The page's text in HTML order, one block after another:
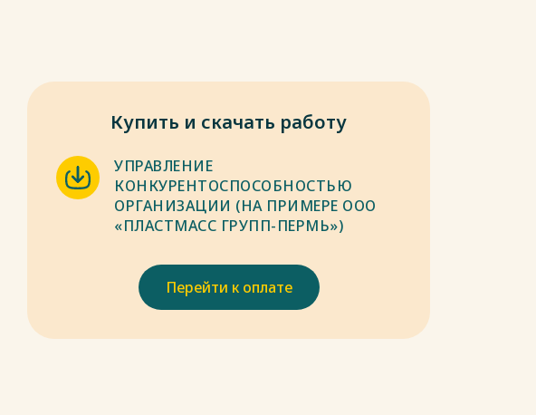
Купить и скачать работу
УПРАВЛЕНИЕ
КОНКУРЕНТОСПОСОБНОСТЬЮ
ОРГАНИЗАЦИИ (НА ПРИМЕРЕ ООО
«ПЛАСТМАСС ГРУПП-ПЕРМЬ»)
Перейти к оплате